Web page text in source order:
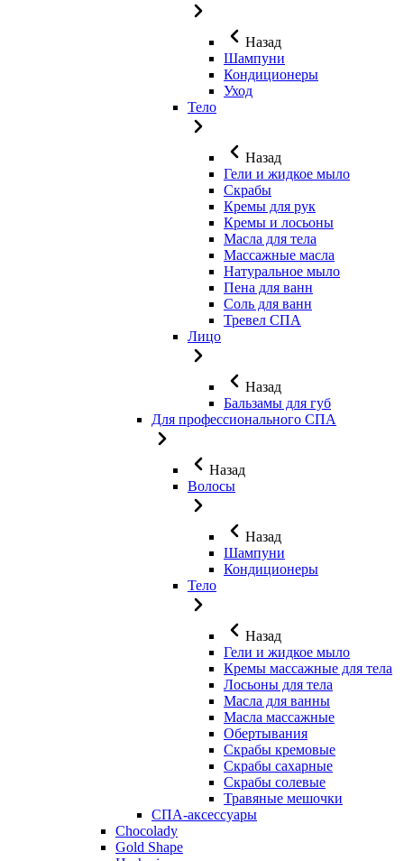
Назад
Шампуни
Кондиционеры
Уход
Тело
Назад
Гели и жидкое мыло
Скрабы
Кремы для рук
Кремы и лосьоны
Масла для тела
Массажные масла
Натуральное мыло
Пена для ванн
Соль для ванн
Тревел СПА
Лицо
Назад
Бальзамы для губ
Для профессионального СПА
Назад
Волосы
Назад
Шампуни
Кондиционеры
Тело
Назад
Гели и жидкое мыло
Кремы массажные для тела
Лосьоны для тела
Масла для ванны
Масла массажные
Обертывания
Скрабы кремовые
Скрабы сахарные
Скрабы солевые
Травяные мешочки
СПА-аксессуары
Chocolady
Gold Shape